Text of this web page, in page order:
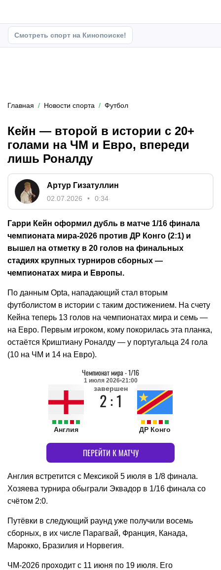
Смотреть спорт на Кинопоиске!
Главная Новости спорта Футбол
Кейн — второй в истории с 20+
голами на ЧМ и Евро, впереди
лишь Роналду
Артур Гизатуллин
02.07.2026 0:34
Гарри Кейн оформил дубль в матче 1/16 финала
чемпионата мира-2026 против ДР Конго (2:1) и
вышел на отметку в 20 голов на финальных
стадиях крупных турниров сборных —
чемпионатах мира и Европы.
По данным Opta, нападающий стал вторым
футболистом в истории с таким достижением. На счету
Кейна теперь 13 голов на чемпионатах мира и семь —
на Евро. Первым игроком, кому покорилась эта планка,
остаётся Криштиану Роналду — у португальца 24 гола
(10 на ЧМ и 14 на Евро).
Чемпионат мира-1/16
1 июля 2026 21:00
Англия
завершен
2 : 1
ДР Конго
ПЕРЕЙТИ К МАТЧУ
Англия встретится с Мексикой 5 июля в 1/8 финала.
Хозяева турнира обыграли Эквадор в 1/16 финала со
счётом 2:0.
Путёвки в следующий раунд уже получили восемь
сборных, в их числе Парагвай, Франция, Канада,
Марокко, Бразилия и Норвегия.
ЧМ-2026 проходит с 11 июня по 19 июля. Его